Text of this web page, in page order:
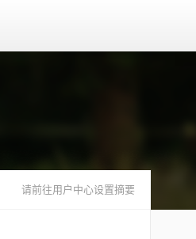
请前往用户中心设置摘要